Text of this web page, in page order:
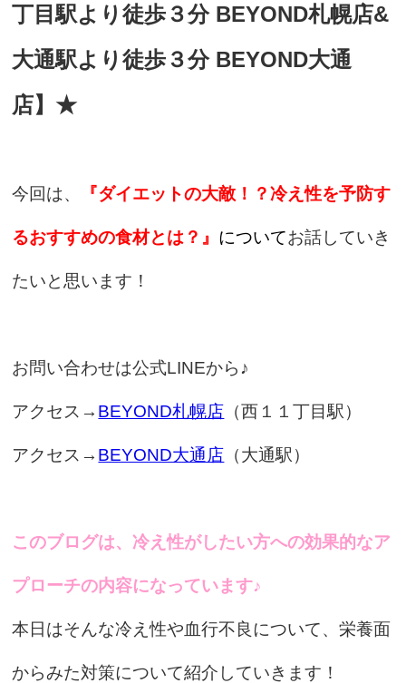
丁目駅より徒歩３分 BEYOND札幌店&
大通駅より徒歩３分 BEYOND大通
店】★
今回は、 『ダイエットの大敵！？冷え性を予防す
るおすすめの食材とは？』 についてお話していき
たいと思います！
お問い合わせは公式LINEから♪
アクセス→ BEYOND札幌店 （西１１丁目駅）
アクセス→ BEYOND大通店 （大通駅）
このブログは、冷え性がしたい方への効果的なア
プローチの内容になっています♪
本日はそんな冷え性や血行不良について、栄養面
からみた対策について紹介していきます！